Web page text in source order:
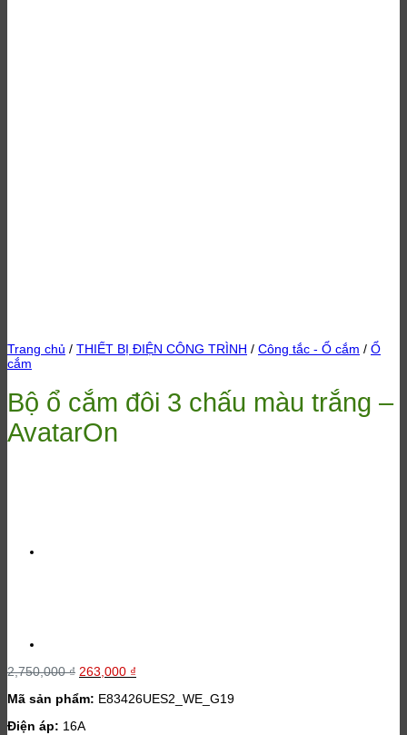
Trang chủ / THIẾT BỊ ĐIỆN CÔNG TRÌNH / Công tắc - Ổ cắm / Ổ
cắm
Bộ ổ cắm đôi 3 chấu màu trắng –
AvatarOn
2,750,000₫ Giá
là:
263,000 ₫
tại
Mã sản phẩm: E83426UES2_WE_G19
Điện áp: 16A